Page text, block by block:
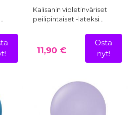
Kalisanin violetinväriset
peilipintaiset -lateksi…
11,90 €
Osta
nyt!